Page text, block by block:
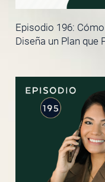
Episodio 196:
Diseña un Plan que